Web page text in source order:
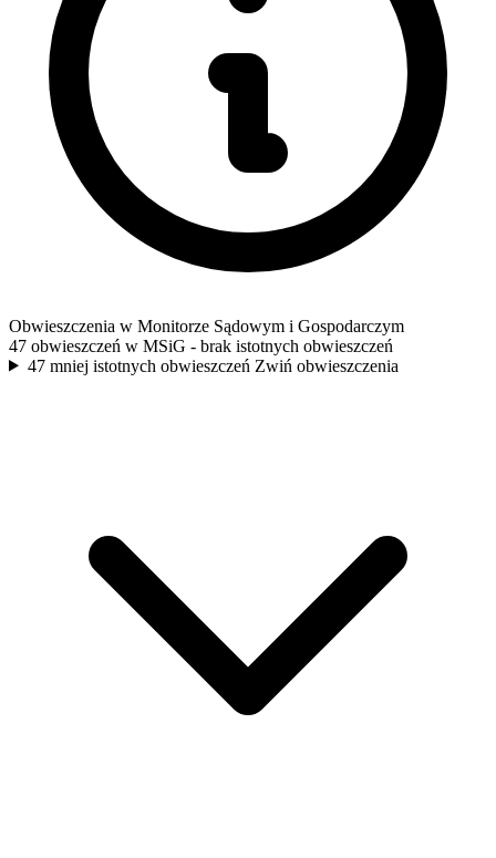
Obwieszczenia w Monitorze Sądowym i Gospodarczym
47 obwieszczeń w MSiG - brak istotnych obwieszczeń
47 mniej istotnych obwieszczeń Zwiń obwieszczenia